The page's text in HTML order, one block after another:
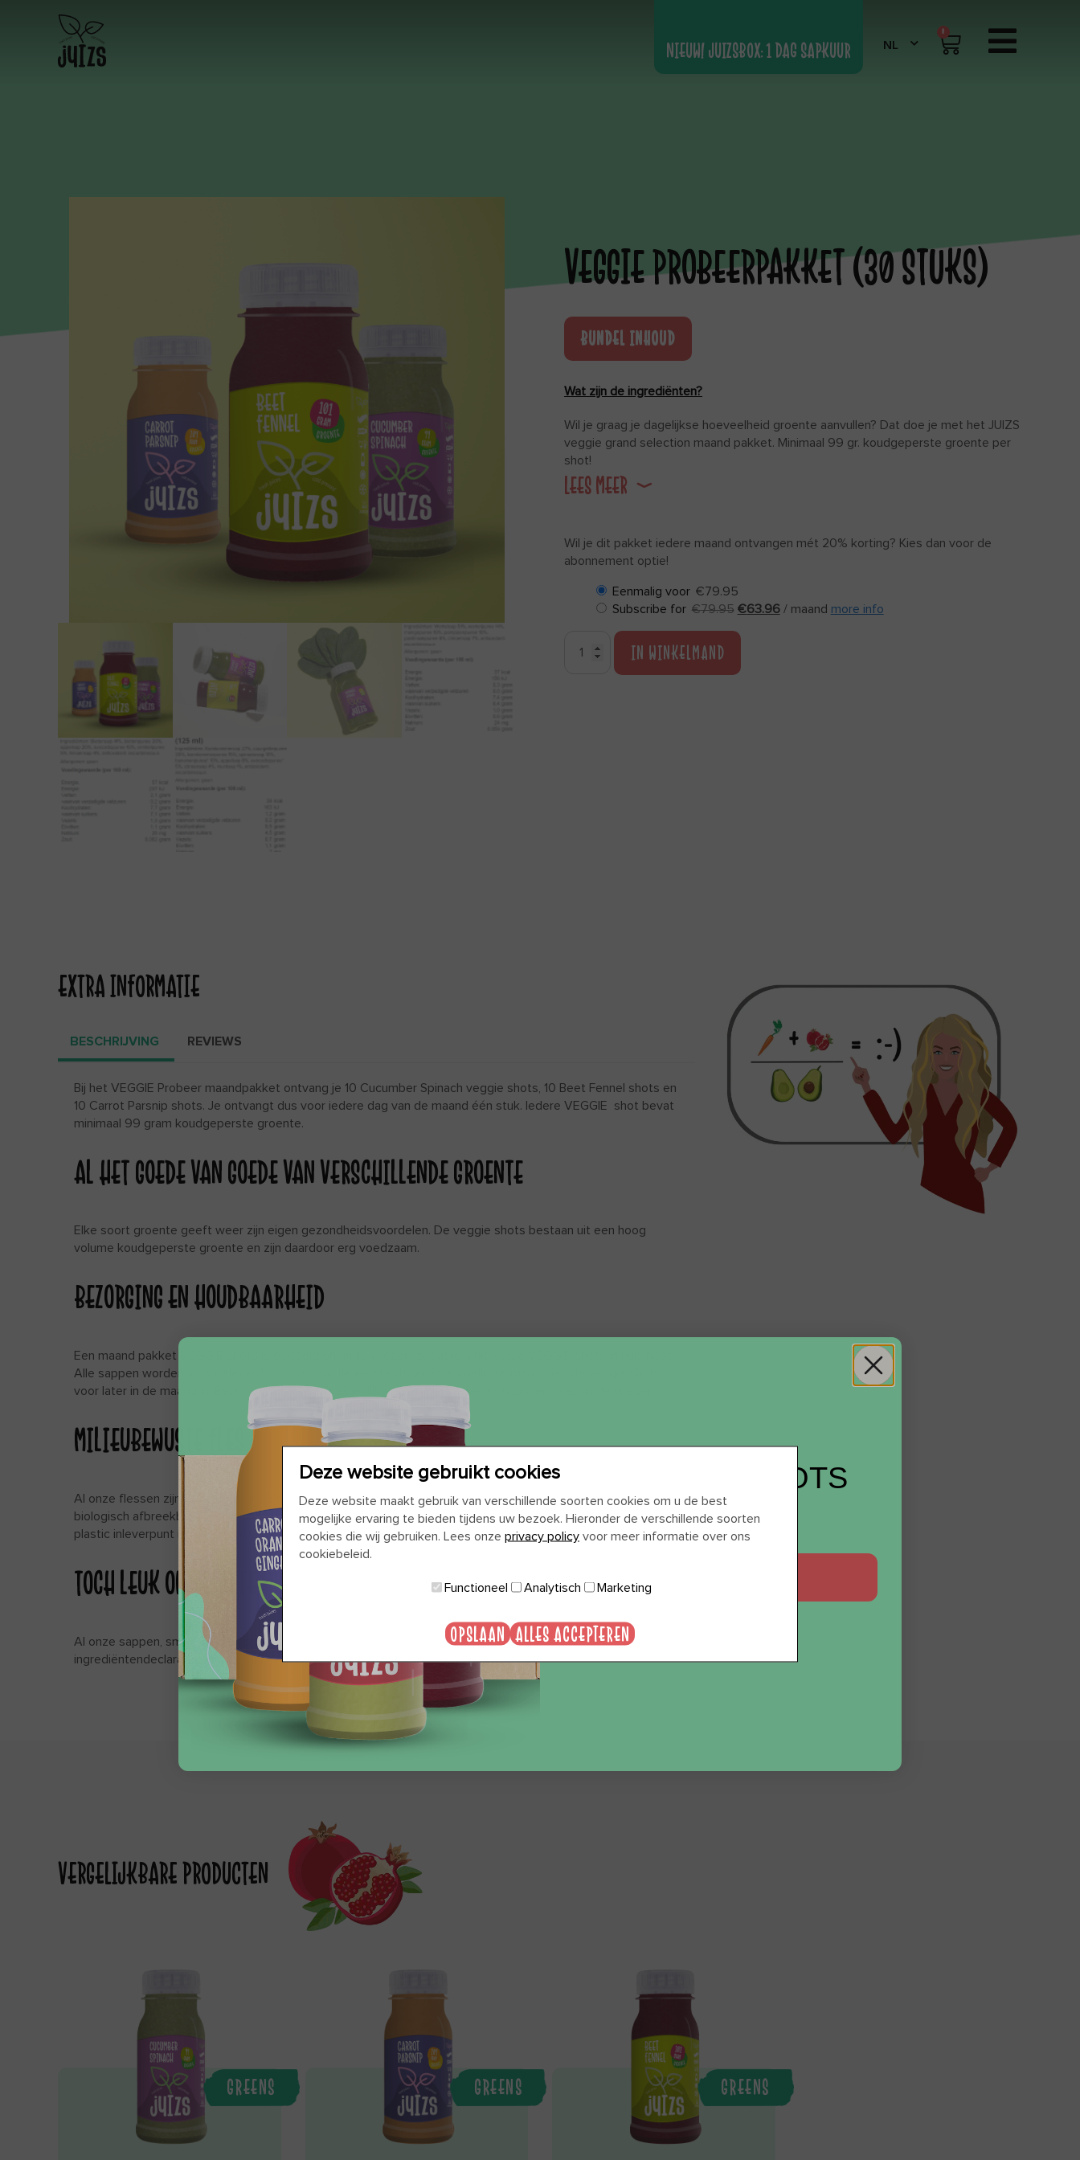
NIEUW! JUIZSBOX: 1 DAG SAPKUUR
0
VEGGIE PROBEERPAKKET (30 STUKS)
BUNDEL INHOUD
Wat zijn de ingrediënten?
Wil je graag je dagelijkse hoeveelheid groente aanvullen? Dat doe je met het JUIZS
veggie grand selection maand pakket. Minimaal 99 gr. koudgeperste groente per
shot!
LEES MEER
Wil je dit pakket iedere maand ontvangen mét 20% korting? Kies dan voor de
abonnement optie!
Eenmalig voor €79.95
Subscribe for €79.95 €63.96 / maand more info
IN WINKELMAND
EXTRA INFORMATIE
BESCHRIJVING REVIEWS
Bij het VEGGIE Probeer maandpakket ontvang je 10 Cucumber Spinach veggie shots, 10 Beet Fennel shots en
10 Carrot Parsnip shots. Je ontvangt dus voor iedere dag van de maand één stuk. Iedere VEGGIE shot bevat
minimaal 99 gram koudgeperste groente.
AL HET GOEDE VAN GOEDE VAN VERSCHILLENDE GROENTE
Elke soort groente geeft weer zijn eigen gezondheidsvoordelen. De veggie shots bestaan uit een hoog
volume koudgeperste groente en zijn daardoor erg voedzaam.
BEZORGING EN HOUDBAARHEID
Een maand pakket VEGGIE shots is bedoeld om in te vriezen, zodat je altijd verse VEGGIE shots in huis hebt.
Alle sappen worden vers geleverd; dus bewaar de eerste dagen in je koelkast, maar vries de veggie shots
voor later in de maand in. Bevroren sap bederft eigenlijk niet en blijft zeker 6 maanden goed in de vriezer.
MILIEUBEWUSTE FLES
Al onze flessen zijn gemaakt van 75% gerecycled BPA vrij plastic en 25% biobased plastic (een volledig
biologisch afbreekbare vorm van plastic). Er zit geen statiegeld op de flesjes. Wel adviseren wij ze bij een
plastic inleverpunt in te leveren.
TOCH LEUK OM TE WETEN
Al onze sappen, smoothies en shots zijn vegan en allemaal gluten- en lactosevrij. Voor de
ingrediëntendeclaratie van de sappen klikhier.
VERGELIJKBARE PRODUCTEN
GREENS GREENS GREENS
Deze website gebruikt cookies
Deze website maakt gebruik van verschillende soorten cookies om u de best
mogelijke ervaring te bieden tijdens uw bezoek. Hieronder de verschillende soorten
cookies die wij gebruiken. Lees onze privacy policy voor meer informatie over ons
cookiebeleid.
Functioneel Analytisch Marketing
OPSLAAN ALLES ACCEPTEREN
WIL JE 12 SHOTS
CADEAU?